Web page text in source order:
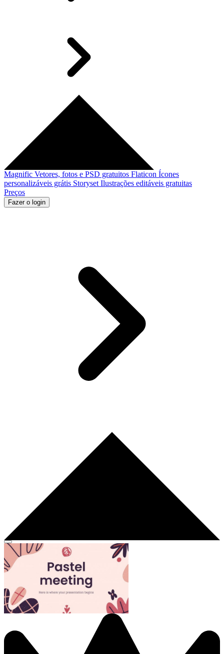
Magnific Vetores, fotos e PSD gratuitos Flaticon Ícones
personalizáveis grátis Storyset Ilustrações editáveis gratuitas
Preços
Fazer o login